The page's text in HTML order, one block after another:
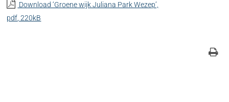
Download ‘Groene wijk Juliana Park Wezep’,
pdf , 220kB